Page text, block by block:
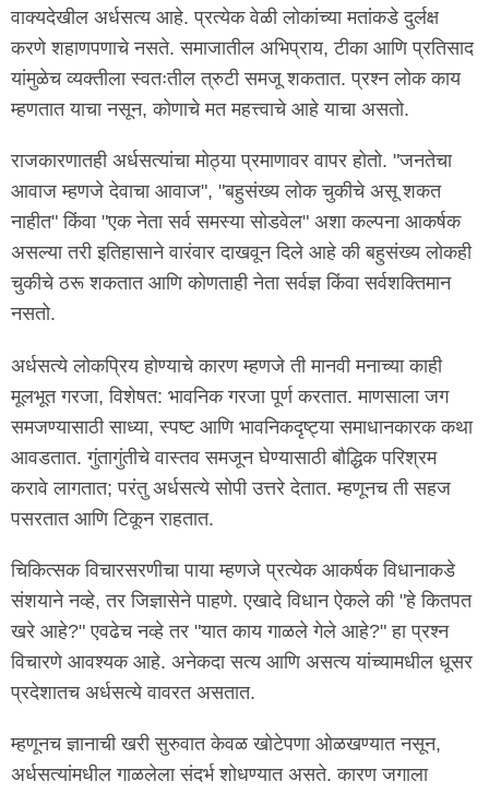
वाक्यदेखील अर्धसत्य आहे. प्रत्येक वेळी लोकांच्या मतांकडे दुर्लक्ष
करणे शहाणपणाचे नसते. समाजातील अभिप्राय, टीका आणि प्रतिसाद
यांमुळेच व्यक्तीला स्वतःतील त्रुटी समजू शकतात. प्रश्न लोक काय
म्हणतात याचा नसून, कोणाचे मत महत्त्वाचे आहे याचा असतो.
राजकारणातही अर्धसत्यांचा मोठ्या प्रमाणावर वापर होतो. "जनतेचा
आवाज म्हणजे देवाचा आवाज", "बहुसंख्य लोक चुकीचे असू शकत
नाहीत" किंवा "एक नेता सर्व समस्या सोडवेल" अशा कल्पना आकर्षक
असल्या तरी इतिहासाने वारंवार दाखवून दिले आहे की बहुसंख्य लोकही
चुकीचे ठरू शकतात आणि कोणताही नेता सर्वज्ञ किंवा सर्वशक्तिमान
नसतो.
अर्धसत्ये लोकप्रिय होण्याचे कारण म्हणजे ती मानवी मनाच्या काही
मूलभूत गरजा, विशेषत: भावनिक गरजा पूर्ण करतात. माणसाला जग
समजण्यासाठी साध्या, स्पष्ट आणि भावनिकदृष्ट्या समाधानकारक कथा
आवडतात. गुंतागुंतीचे वास्तव समजून घेण्यासाठी बौद्धिक परिश्रम
करावे लागतात; परंतु अर्धसत्ये सोपी उत्तरे देतात. म्हणूनच ती सहज
पसरतात आणि टिकून राहतात.
चिकित्सक विचारसरणीचा पाया म्हणजे प्रत्येक आकर्षक विधानाकडे
संशयाने नव्हे, तर जिज्ञासेने पाहणे. एखादे विधान ऐकले की "हे कितपत
खरे आहे?" एवढेच नव्हे तर "यात काय गाळले गेले आहे?" हा प्रश्न
विचारणे आवश्यक आहे. अनेकदा सत्य आणि असत्य यांच्यामधील धूसर
प्रदेशातच अर्धसत्ये वावरत असतात.
म्हणूनच ज्ञानाची खरी सुरुवात केवळ खोटेपणा ओळखण्यात नसून,
अर्धसत्यांमधील गाळलेला संदर्भ शोधण्यात असते. कारण जगाला